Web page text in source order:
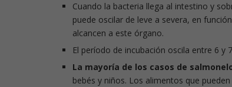
Cuando la bacteria llega al intestino y
puede oscilar de leve a severa, en
alcancen a este órgano.
El período de incubación oscila entre 6 y
La mayoría de los casos de
bebés y niños. Los alimentos quePíldoras